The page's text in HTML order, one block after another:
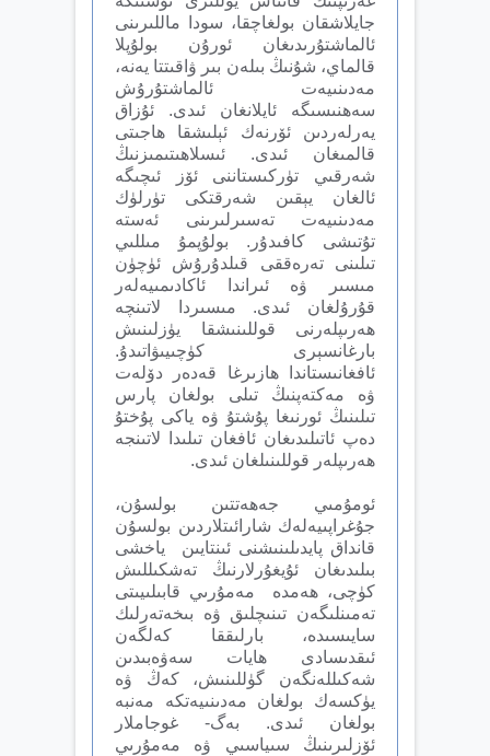
جايلاشقان بولغاچقا، سودا ماللىرىنى
ئالماشتۇرىدىغان ئورۇن بولۇپلا
قالماي، شۇنىڭ بىلەن بىر ۋاقىتتا يەنە،
مەدىنىيەت ئالماشتۇرۇش
سەھنىسىگە ئايلانغان ئىدى. ئۇزاق
يەرلەردىن ئۆرنەك ئېلىشقا ھاجىتى
قالمىغان ئىدى. ئىسلاھىتىمىزنىڭ
شەرقىي تۈركىستاننى ئۆز ئىچىگە
ئالغان يېقىن شەرقتكى تۈرلۈك
مەدىنىيەت تەسىرلىرىنى ئەستە
تۇتىشى كافىدۇر. بولۇپمۇ مىللىي
تىلىنى تەرەققى قىلدۇرۇش ئۈچۈن
مىسىر ۋە ئىراندا ئاكادىمىيەلەر
قۇرۇلغان ئىدى. مىسىردا لاتىنچە
ھەرىپلەرنى قوللىنىشقا يۈزلىنىش
بارغانسېرى كۈچىيىۋاتىدۇ.
ئافغانىستاندا ھازىرغا قەدەر دۆلەت
ۋە مەكتەپنىڭ تىلى بولغان پارس
تىلىنىڭ ئورنىغا پۇشتۇ ۋە ياكى پۇختۇ
دەپ ئاتىلىدىغان ئافغان تىلىدا لاتىنجە
ھەرىپلەر قوللىنىلغان ئىدى.
ئومۇمىي جەھەتتىن بولسۇن،
جۇغراپىيەلەك شارائىتلاردىن بولسۇن
قانداق پايدىلىنىشنى ئىنتايىن ياخشى
بىلىدىغان ئۇيغۇرلارنىڭ تەشكىللىش
كۈچى، ھەمدە مەمۇرىي قابىلىيىتى
تەمىنلىگەن تىنىچلىق ۋە بىخەتەرلىك
سايىسىدە، بارلىققا كەلگەن
ئىقدىسادى ھايات سەۋەبىدىن
شەكىللەنگەن گۈللىنىش، كەڭ ۋە
يۈكسەك بولغان مەدىنىيەتكە مەنبە
بولغان ئىدى. بەگ- غوجاملار
ئۆزلىرىنىڭ سىياسىي ۋە مەمۇرىي